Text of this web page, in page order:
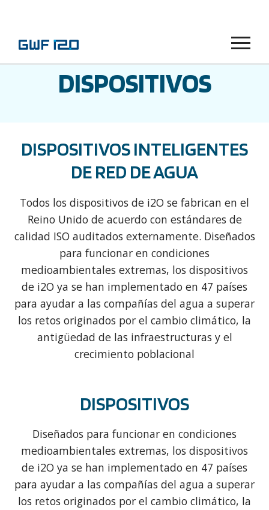
Menu
DISPOSITIVOS
DISPOSITIVOS INTELIGENTES
DE RED DE AGUA
Todos los dispositivos de i2O se fabrican en el
Reino Unido de acuerdo con estándares de
calidad ISO auditados externamente. Diseñados
para funcionar en condiciones
medioambientales extremas, los dispositivos
de i2O ya se han implementado en 47 países
para ayudar a las compañías del agua a superar
los retos originados por el cambio climático, la
antigüedad de las infraestructuras y el
crecimiento poblacional
DISPOSITIVOS
Diseñados para funcionar en condiciones
medioambientales extremas, los dispositivos
de i2O ya se han implementado en 47 países
para ayudar a las compañías del agua a superar
los retos originados por el cambio climático, la